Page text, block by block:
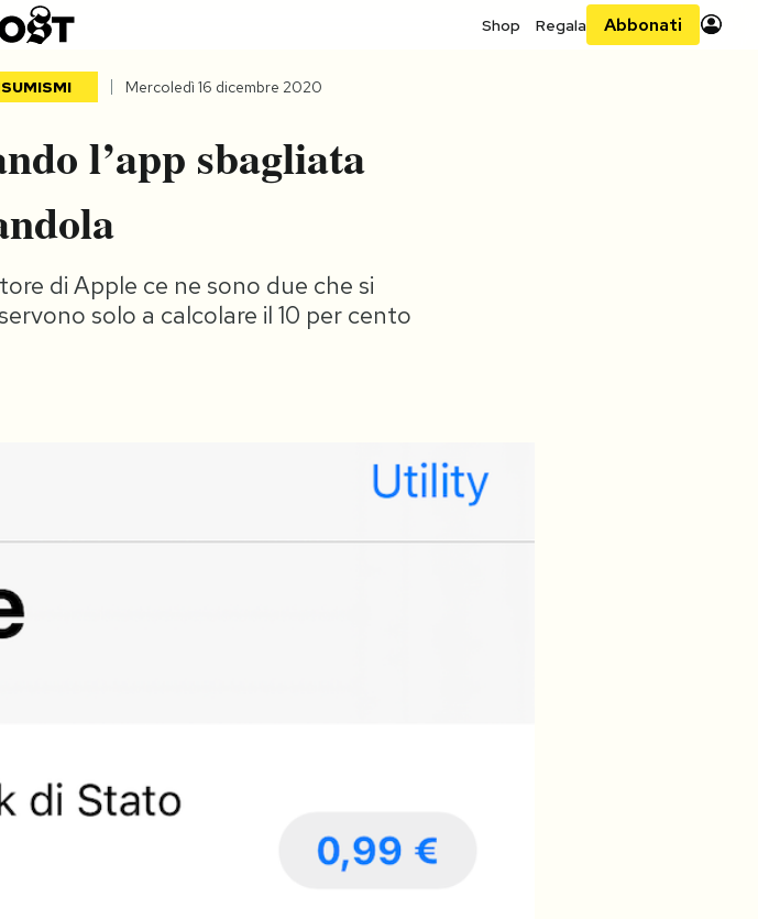
Shop Regala Abbonati
Mercoledì 16 dicembre 2020
l’app sbagliata
di Apple ce ne sono due che si
solo a calcolare il 10 per cento